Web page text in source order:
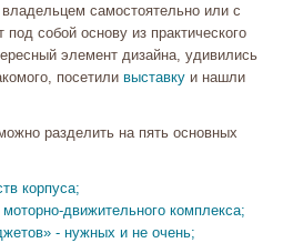
самостоятельно или с
собой основу из практического
элемент дизайна, удивились
посетили выставку и нашли
разделить на пять основных
корпуса;
движительного комплекса;
- нужных и не очень;